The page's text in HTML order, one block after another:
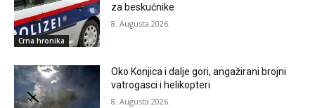
Crna hronika
za beskućnike
8. Augusta 2026.
Oko Konjica i dalje gori, angažirani brojni
vatrogasci i helikopteri
8. Augusta 2026.